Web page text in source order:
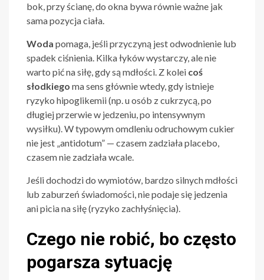
bok, przy ścianę, do okna bywa równie ważne jak
sama pozycja ciała.
Woda pomaga, jeśli przyczyną jest odwodnienie lub
spadek ciśnienia. Kilka łyków wystarczy, ale nie
warto pić na siłę, gdy są mdłości. Z kolei coś
słodkiego ma sens głównie wtedy, gdy istnieje
ryzyko hipoglikemii (np. u osób z cukrzycą, po
długiej przerwie w jedzeniu, po intensywnym
wysiłku). W typowym omdleniu odruchowym cukier
nie jest „antidotum” — czasem zadziała placebo,
czasem nie zadziała wcale.
Jeśli dochodzi do wymiotów, bardzo silnych mdłości
lub zaburzeń świadomości, nie podaje się jedzenia
ani picia na siłę (ryzyko zachłyśnięcia).
Czego nie robić, bo często
pogarsza sytuację